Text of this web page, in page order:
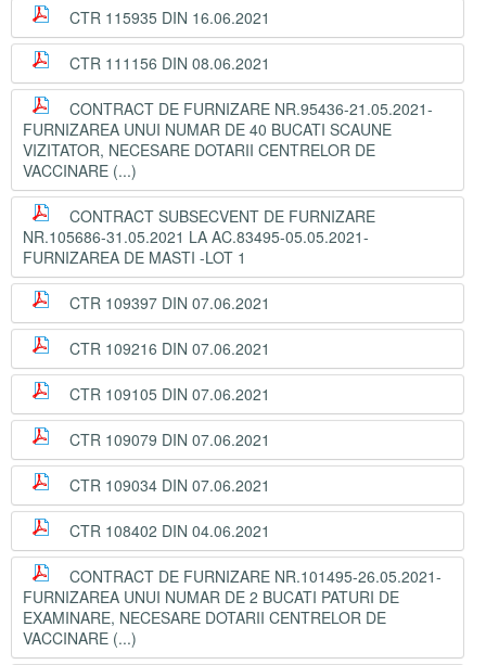
CTR 115935 DIN 16.06.2021
CTR 111156 DIN 08.06.2021
CONTRACT DE FURNIZARE NR.95436-21.05.2021-
FURNIZAREA UNUI NUMAR DE 40 BUCATI SCAUNE
VIZITATOR, NECESARE DOTARII CENTRELOR DE
VACCINARE (...)
CONTRACT SUBSECVENT DE FURNIZARE
NR.105686-31.05.2021 LA AC.83495-05.05.2021-
FURNIZAREA DE MASTI -LOT 1
CTR 109397 DIN 07.06.2021
CTR 109216 DIN 07.06.2021
CTR 109105 DIN 07.06.2021
CTR 109079 DIN 07.06.2021
CTR 109034 DIN 07.06.2021
CTR 108402 DIN 04.06.2021
CONTRACT DE FURNIZARE NR.101495-26.05.2021-
FURNIZAREA UNUI NUMAR DE 2 BUCATI PATURI DE
EXAMINARE, NECESARE DOTARII CENTRELOR DE
VACCINARE (...)